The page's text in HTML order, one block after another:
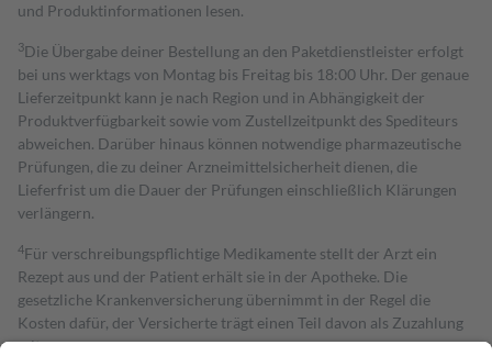
und Produktinformationen lesen.
3Die Übergabe deiner Bestellung an den Paketdienstleister erfolgt
bei uns werktags von Montag bis Freitag bis 18:00 Uhr. Der genaue
Lieferzeitpunkt kann je nach Region und in Abhängigkeit der
Produktverfügbarkeit sowie vom Zustellzeitpunkt des Spediteurs
abweichen. Darüber hinaus können notwendige pharmazeutische
Prüfungen, die zu deiner Arzneimittelsicherheit dienen, die
Lieferfrist um die Dauer der Prüfungen einschließlich Klärungen
verlängern.
4Für verschreibungspflichtige Medikamente stellt der Arzt ein
Rezept aus und der Patient erhält sie in der Apotheke. Die
gesetzliche Krankenversicherung übernimmt in der Regel die
Kosten dafür, der Versicherte trägt einen Teil davon als Zuzahlung
mit.